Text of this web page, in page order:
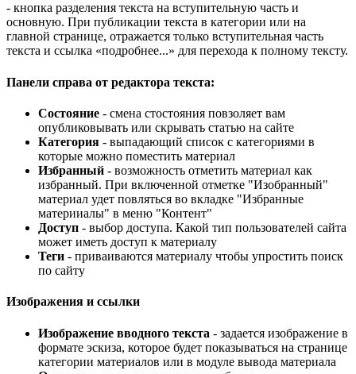
- кнопка разделения текста на вступительную часть и
основную. При публикации текста в категории или на
главной странице, отражается только вступительная часть
текста и ссылка «подробнее...» для перехода к полному тексту.
Панели справа от редактора текста:
Состояние - смена стостояния повзоляет вам
опубликовывать или скрывать статью на сайте
Категория - выпадающий список с категориями в
которые можно поместить материал
Избранный - возможность отметить материал как
избранный. При включенной отметке "Изобранный"
материал удет повляться во вкладке "Избранные
материиалы" в меню "Контент"
Доступ - выбор доступа. Какой тип пользователей сайта
может иметь доступ к материалу
Теги - приваиваются материалу чтобы упростить поиск
по сайту
Изображения и ссылки
Изображение вводного текста - задается изображение в
формате эскиза, которое будет показываться на странице
категории материалов или в модуле вывода материала